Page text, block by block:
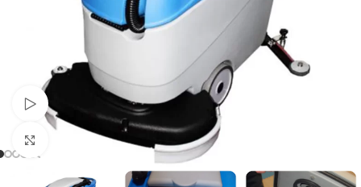
Pogledaj video
Kliknite da biste uvećali